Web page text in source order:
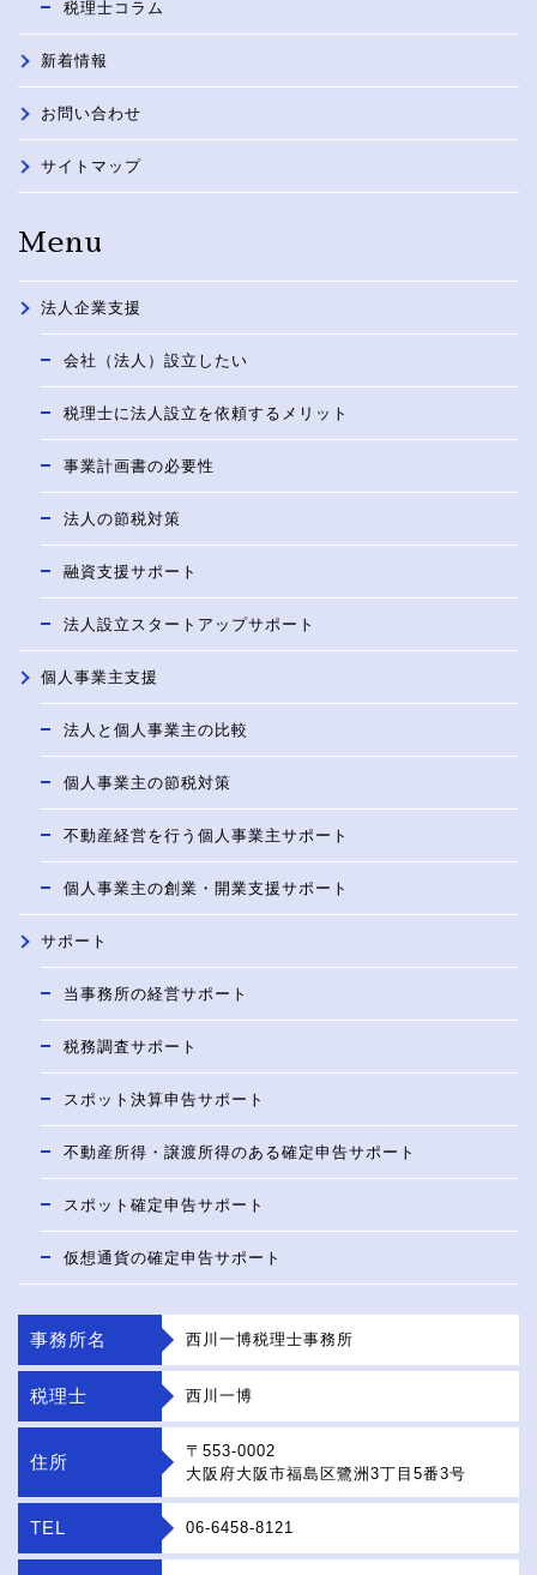
税理士コラム
新着情報
お問い合わせ
サイトマップ
Menu
法人企業支援
会社（法人）設立したい
税理士に法人設立を依頼するメリット
事業計画書の必要性
法人の節税対策
融資支援サポート
法人設立スタートアップサポート
個人事業主支援
法人と個人事業主の比較
個人事業主の節税対策
不動産経営を行う個人事業主サポート
個人事業主の創業・開業支援サポート
サポート
当事務所の経営サポート
税務調査サポート
スポット決算申告サポート
不動産所得・譲渡所得のある確定申告サポート
スポット確定申告サポート
仮想通貨の確定申告サポート
事務所名 西川一博税理士事務所
税理士 西川一博
住所
〒553-0002
大阪府大阪市福島区鷺洲3丁目5番3号
TEL 06-6458-8121